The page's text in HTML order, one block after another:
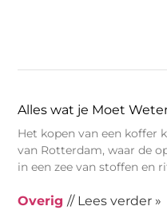
Alles wat je Moet
Het kopen van een koffer
van Rotterdam, waar de
in een zee van stoffen en
Overig // Lees verder »